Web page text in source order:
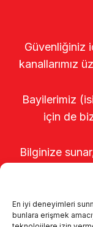
En iyi deneyimleri
bunlara erişmek
Güvenliğiniz
kanallarımız
Bayilerimiz
için de
Bilginize